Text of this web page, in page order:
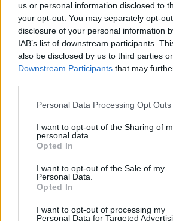
us or personal information disclosed to
your opt-out. You may separately opt-
disclosure of your personal information
IAB’s list of downstream participants.
also be disclosed by us to third parties
Downstream Participants that may
Please note that this website/app uses
not limited to your visit or usage
grant or deny consent to Google and its
use your data for below specified
consent section.
Personal Data Processing Opt Outs
I want to opt-out of the Sharing of
personal data.
Opted In
I want to opt-out of the Sale of my
Personal Data.
Opted In
I want to opt-out of processing my
Personal Data for Targeted
MATERNITÀ E GRAVIDANZA
Perché l’Italia perde le sue giovani